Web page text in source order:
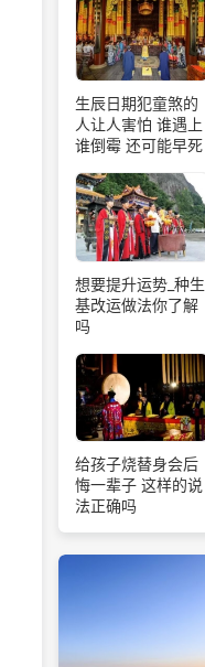
生辰日期犯童煞的
人让人害怕 谁遇上
谁倒霉 还可能早死
想要提升运势_种生
基改运做法你了解
吗
给孩子烧替身会后
悔一辈子 这样的说
法正确吗